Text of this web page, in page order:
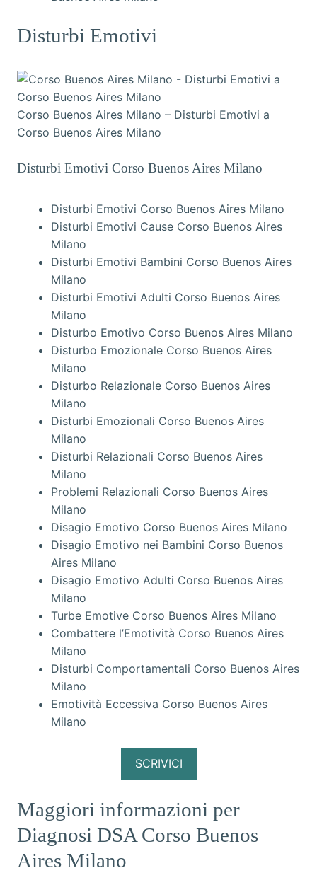
Disturbi Emotivi
Corso Buenos Aires Milano – Disturbi Emotivi a
Corso Buenos Aires Milano
Disturbi Emotivi Corso Buenos Aires Milano
Disturbi Emotivi Corso Buenos Aires Milano
Disturbi Emotivi Cause Corso Buenos Aires
Milano
Disturbi Emotivi Bambini Corso Buenos Aires
Milano
Disturbi Emotivi Adulti Corso Buenos Aires
Milano
Disturbo Emotivo Corso Buenos Aires Milano
Disturbo Emozionale Corso Buenos Aires
Milano
Disturbo Relazionale Corso Buenos Aires
Milano
Disturbi Emozionali Corso Buenos Aires
Milano
Disturbi Relazionali Corso Buenos Aires
Milano
Problemi Relazionali Corso Buenos Aires
Milano
Disagio Emotivo Corso Buenos Aires Milano
Disagio Emotivo nei Bambini Corso Buenos
Aires Milano
Disagio Emotivo Adulti Corso Buenos Aires
Milano
Turbe Emotive Corso Buenos Aires Milano
Combattere l’Emotività Corso Buenos Aires
Milano
Disturbi Comportamentali Corso Buenos Aires
Milano
Emotività Eccessiva Corso Buenos Aires
Milano
SCRIVICI
Maggiori informazioni per
Diagnosi DSA Corso Buenos
Aires Milano